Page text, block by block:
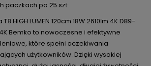
paczkach po 25 szt.
HIGH LUMEN 120cm 18W 2610lm 4K D89-
Bemko to nowoczesne i efektywne
które spełni oczekiwania
użytkowników. Dzięki wysokiej